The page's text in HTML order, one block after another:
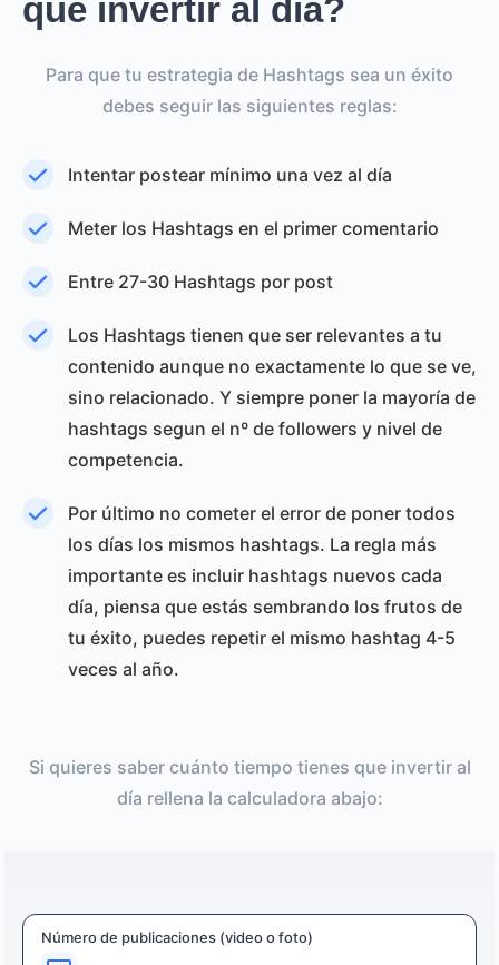
que invertir al día?
Para que tu estrategia de Hashtags sea un éxito
debes seguir las siguientes reglas:
Intentar postear mínimo una vez al día
Meter los Hashtags en el primer comentario
Entre 27-30 Hashtags por post
Los Hashtags tienen que ser relevantes a tu
contenido aunque no exactamente lo que se ve,
sino relacionado. Y siempre poner la mayoría de
hashtags segun el nº de followers y nivel de
competencia.
Por último no cometer el error de poner todos
los días los mismos hashtags. La regla más
importante es incluir hashtags nuevos cada
día, piensa que estás sembrando los frutos de
tu éxito, puedes repetir el mismo hashtag 4-5
veces al año.
Si quieres saber cuánto tiempo tienes que invertir al
día rellena la calculadora abajo:
Número de publicaciones (video o foto)